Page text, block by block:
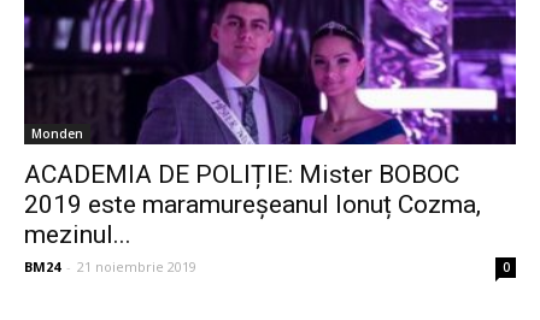
Monden
ACADEMIA DE POLIȚIE: Mister BOBOC
2019 este maramureșeanul Ionuț Cozma,
mezinul...
BM24 - 21 noiembrie 2019 0